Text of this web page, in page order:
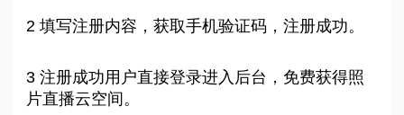
2 填写注册内容，获取手机验证码，注册成功。
3 注册成功用户直接登录进入后台，免费获得照
片直播云空间。